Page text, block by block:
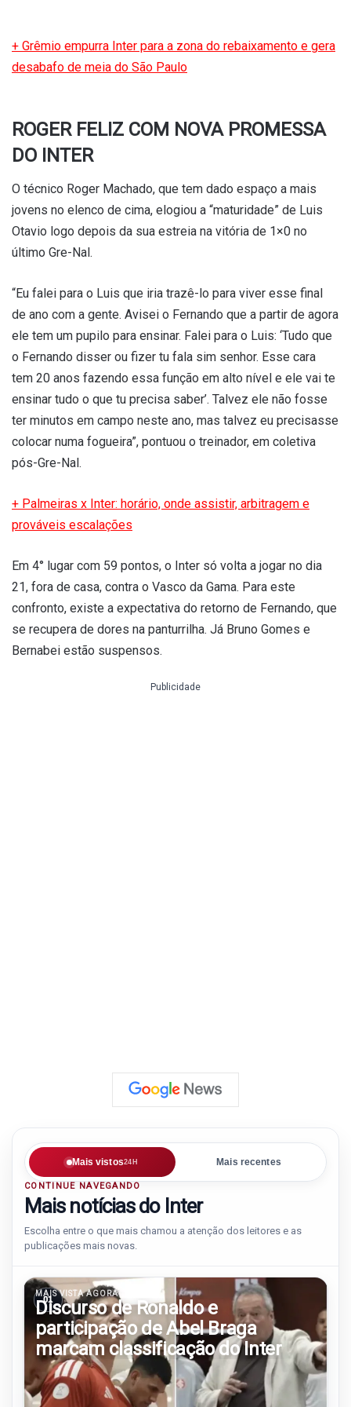
+ Grêmio empurra Inter para a zona do rebaixamento e gera
desabafo de meia do São Paulo
ROGER FELIZ COM NOVA PROMESSA
DO INTER
O técnico Roger Machado, que tem dado espaço a mais
jovens no elenco de cima, elogiou a “maturidade” de Luis
Otavio logo depois da sua estreia na vitória de 1×0 no
último Gre-Nal.
“Eu falei para o Luis que iria trazê-lo para viver esse final
de ano com a gente. Avisei o Fernando que a partir de agora
ele tem um pupilo para ensinar. Falei para o Luis: ‘Tudo que
o Fernando disser ou fizer tu fala sim senhor. Esse cara
tem 20 anos fazendo essa função em alto nível e ele vai te
ensinar tudo o que tu precisa saber’. Talvez ele não fosse
ter minutos em campo neste ano, mas talvez eu precisasse
colocar numa fogueira”, pontuou o treinador, em coletiva
pós-Gre-Nal.
+ Palmeiras x Inter: horário, onde assistir, arbitragem e
prováveis escalações
Em 4° lugar com 59 pontos, o Inter só volta a jogar no dia
21, fora de casa, contra o Vasco da Gama. Para este
confronto, existe a expectativa do retorno de Fernando, que
se recupera de dores na panturrilha. Já Bruno Gomes e
Bernabei estão suspensos.
Publicidade
Mais vistos24H Mais recentes
CONTINUE NAVEGANDO
Mais notícias do Inter
Escolha entre o que mais chamou a atenção dos leitores e as
publicações mais novas.
01
MAIS VISTA AGORA
Discurso de Ronaldo e
participação de Abel Braga
marcam classificação do Inter